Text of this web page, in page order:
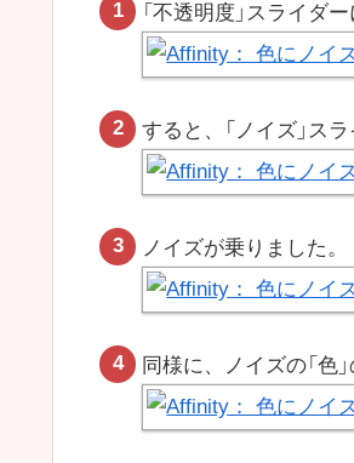
「不透明度」スライダ
すると、「ノイズ」ス
ノイズが乗りました。
同様に、ノイズの「